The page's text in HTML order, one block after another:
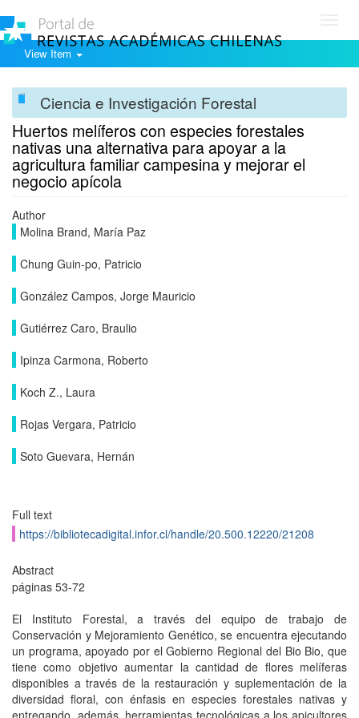
View Item
Ciencia e Investigación Forestal
Huertos melíferos con especies forestales
nativas una alternativa para apoyar a la
agricultura familiar campesina y mejorar el
negocio apícola
Author
Molina Brand, María Paz
Chung Guin-po, Patricio
González Campos, Jorge Mauricio
Gutiérrez Caro, Braulio
Ipinza Carmona, Roberto
Koch Z., Laura
Rojas Vergara, Patricio
Soto Guevara, Hernán
Full text
https://bibliotecadigital.infor.cl/handle/20.500.12220/21208
Abstract
páginas 53-72
El Instituto Forestal, a través del equipo de trabajo de
Conservación y Mejoramiento Genético, se encuentra ejecutando
un programa, apoyado por el Gobierno Regional del Bio Bio, que
tiene como objetivo aumentar la cantidad de flores melíferas
disponibles a través de la restauración y suplementación de la
diversidad floral, con énfasis en especies forestales nativas y
entregando, además, herramientas tecnológicas a los apicultores